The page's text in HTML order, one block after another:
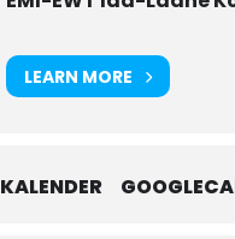
LEARN MORE
KALENDER